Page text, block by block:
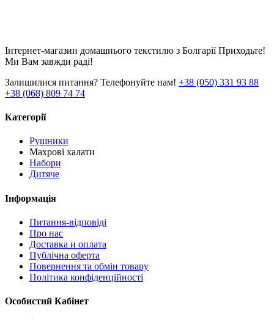
Інтернет-магазин домашнього текстилю з Болгарії Приходьте!
Ми Вам завжди раді!
Залишилися питання? Телефонуйте нам! +38 (050) 331 93 88
+38 (068) 809 74 74
Категорії
Рушники
Махрові халати
Набори
Дитяче
Інформація
Питання-відповіді
Про нас
Доставка и оплата
Публічна оферта
Повернення та обмін товару
Політика конфіденційності
Особистий Кабінет